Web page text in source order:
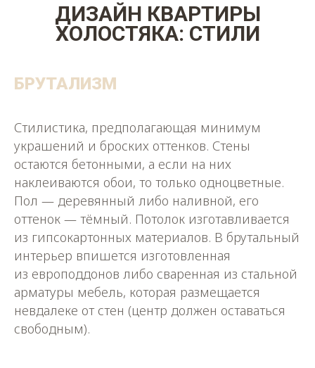
ДИЗАЙН КВАРТИРЫ
ХОЛОСТЯКА: СТИЛИ
БРУТАЛИЗМ
Стилистика, предполагающая минимум
украшений и броских оттенков. Стены
остаются бетонными, а если на них
наклеиваются обои, то только одноцветные.
Пол — деревянный либо наливной, его
оттенок — тёмный. Потолок изготавливается
из гипсокартонных материалов. В брутальный
интерьер впишется изготовленная
из европоддонов либо сваренная из стальной
арматуры мебель, которая размещается
невдалеке от стен (центр должен оставаться
свободным).